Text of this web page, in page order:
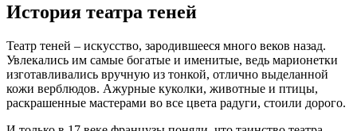
История театра теней
Театр теней – искусство, зародившееся много веков назад.
Увлекались им самые богатые и именитые, ведь марионетки
изготавливались вручную из тонкой, отлично выделанной
кожи верблюдов. Ажурные куколки, животные и птицы,
раскрашенные мастерами во все цвета радуги, стоили дорого.